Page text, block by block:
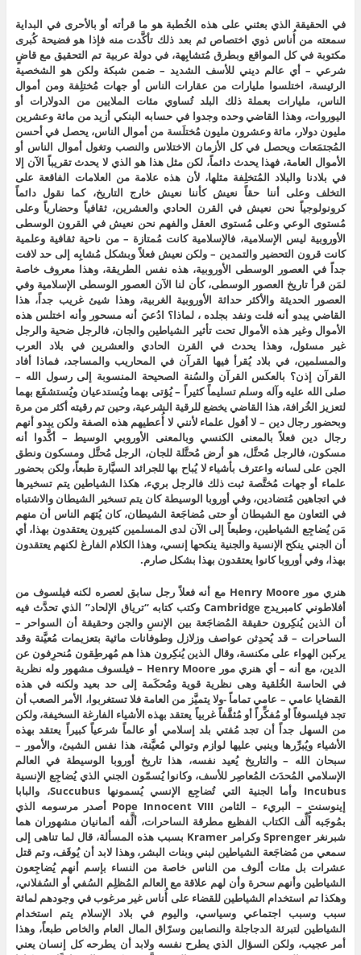
في الحقيقة الذي بعثني على هذه الخُطبة هو ما قرأته أو بالأحرى في البداية
سمعته من أُناس ذوي اختصاص ثم بعد ذلك تأكَّدت منه فإذا هو فضيحة كُبرى
مكتوبة في كل المواقع وبطرق مُتشابِهة، في دولة عربية تم التحقيق مع قاضٍ
شرعي – أي عالم ديني للأسف الشديد – ضمن شبكة ولكن هو الشخصية
الرئيسة، اختلسوا مليارات من عقارات الناس أو جهات مُختلِفة ومن أموال
الناس، مليارات بعملة ذلك البلد تُساوي مئات الملايين من الدولارات أو
اليوروات، وهذا القاضي وحده وجدوا في حسابه البنكي أزيد من مائة وعشرين
مليون دولار، مائة وعشرون مليون مُختلَسة من أموال الناس، يحصل في أحسن
المُجتمَعات ويحصل في كل الأزمان الاختلاس والنصب وتغول أموال الناس أو
الأموال العامة، فهذا يحدث دائماً، لكن مثل هذا هو الذي لا يحدث تقريباً الآن إلا
في بلادنا والبلاد المُتخلِفة مثلها، لأن هذه علامة من العلامات الفاقعة على
التخلف وعلى أننا حقاً نعيش كأننا نعيش خارج التاريخ، كما نقول دائماً
كرونولوجياً نحن نعيش في القرن الحادي والعشرين، ثقافياً وحضارياً وعلى
مُستوى الوعي وعلى مُستوى العقل والفهم نحن نعيش في القرون الوسطى
الأوروبية ليس الإسلامية، فالإسلامية كانت مُمتازة – من ناحية ثقافية وعلمية
كانت قرون التحضير والتمدين – ولكن نعيش فعلاً وبشكل مُشابِه إلى حد لافت
جداً في العصور الوسطى الأوروبية، هذه نفس الطريقة، وهذا معروف خاصة
لمَن قرأ تاريخ العصور الوسطى، كأن لنا الآن العصور الوسطى الإسلامية وفي
العصور الحديثة والأكثر حداثة الأوروبية الغربية، وهذا شيئ غريب جداً، هذا
القاضي يبدو أنه فلت ونفد بجلده ، لماذا؟ ادُعيَ أنه مسحور وأنه اختلس هذه
الأموال وغير هذه الأموال تحت تأثير الشياطين والجان، فالرجل ضحية والرجل
غير مسئول، وهذا يحدث في القرن الحادي والعشرين في بلاد العرب
والمسلمين، في بلاد يُقرأ فيها القرآن في المحاريب والمساجد، فماذا أفاد
القرآن إذن؟ بالعكس القرآن والسُنة الصحيحة المنسوبة إلى رسول الله –
صلى الله عليه وآله وسلم تسليماً كثيراً – يُؤتى بهما ويُستدعيان ويُستشفَع بهما
لتعزيز الخُرافة، هذا القاضي يخضع للرقية الشرعية، وحين تم رقيته أكثر من مرة
وبحضور رجال دين – لا أقول علماء لأنني لا أُعطيهم هذه الصفة ولكن يبدو أنهم
رجال دين فعلاً بالمعنى الكنسي وبالمعنى الأوروبي الوسيط – أكَّدوا أنه
مسكون، فالرجل مُحتَّل، هو أرض مُحتَّلة للجان، الرجل مُحتَّل ومسكون ونطق
الجن على لسانه واعترف بأشياء لا يُباح بها للجرائد السيَّارة طبعاً، ولكن بحضور
علماء أو جهات مُختَّصة ثبت ذلك فالرجل بريء، هكذا الشياطين يتم تسخيرها
في اتجاهين مُتضادين، وفي أوروبا الوسيطة كان يتم تسخير الشيطان والاشتباه
في التعاون مع الشيطان أو حتى مُضاجَعة الشيطان، كان يُتهَم الناس أن منهم
مَن يُضاجِع الشياطين، وطبعاً إلى الآن لدى المسلمين كثيرون يعتقدون بهذا، أي
أن الجني ينكح الإنسية والجنية ينكحها إنسي، وهذا الكلام الفارغ لكنهم يعتقدون
بهذا، وفي أوروبا كانوا يعتقدون بهذا بشكل صارم.
هنري مور Henry Moore مع أنه فعلاً رجل سابق لعصره لكنه فيلسوف من
أفلاطوني كامبريدج Cambridge وكتب كتابه “ترياق الإلحاد” الذي تحدَّث فيه
أن الذين يُنكِرون حقيقة المُضاجَعة بين الإنسِ والجن وحقيقة أن السواحر –
الساحرات – قد يُحدِثن عواصف وزلازل وطوفانات مائية بتعزيمات مُعيَّنة وقد
يركبن الهواء على مكنسة، وقال الذين يُنكِرون هذا هم مُهرطِقون مُنحرِفون عن
الدين، مع أنه – أي هنري مور Henry Moore – فيلسوف مشهور وله نظرية
في الحاسة الخُلقية وهى نظرية قوية ومُحكَمة إلى حد بعيد ولكنه في هذه
القضايا عامي – عامي تماماً -ولا يتميَّز من العامة فلا تستغربوا، الأمر الصعب أن
تجد فيلسوفاً أو مُفكِّراً أو مُثقَّفاً غربياً يعتقد بهذه الأشياء الفارغة السخيفة، ولكن
من السهل جداً أن تجد مُفتي بلد إسلامي أو عالماً شرعياً كبيراً يعتقد بهذه
الأشياء ويُبرِّرها وينبي عليها لوازم وتوالي مُعيَّنة، هذا نفس الشيئ، والأمور –
سبحان الله – والتاريخ يُعيد نفسه، هذا تاريخ أوروبا الوسيطة في العالم
الإسلامي المُحدَث المُعاصِر للأسف، وكانوا يُسمّون الجني الذي يُضاجِع الإنسية
Incubus وأما الجنية التي تُضاجِع الإنسي يُسمونها Succubus، والبابا
إينوسنت – البريء – الثامن Pope Innocent VIII أصدر مرسومه الذي
بمُوجَبه أُلِّف الكتاب الفظيع مطرقة الساحرات، ألَّفه ألمانيان مشهوران هما
شبرنغر Sprenger وكرامر Kramer بسبب هذه المسألة، قال لما تناهى إلى
سمعي من مُضاجَعة الشياطين لبني وبنات البشر، وهذا لابد أن يُوقَف، وتم قتل
عشرات بل مئات ألوف من الناس خاصة من النساء بإسم أنهم يُضاجِعون
الشياطين وأنهم سحرة وأن لهم علاقة مع العالم المُظلِم السُفي أو السُفلاني،
وهكذا تم استخدام الشياطين للقضاء على أُناس غير مرغوب في وجودهم لمائة
سبب وسبب اجتماعي وسياسي، واليوم في بلاد الإسلام يتم استخدام
الشياطين لتبرئة الدجاجلة والنصابين وسرّاق المال العام والخاص طبعاً، وهذا
أمر عجيب، ولكن السؤال الذي يطرح نفسه ولابد أن يطرحه كل إنسان يعني